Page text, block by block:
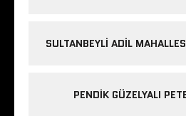
SULTANBEYLI ADIL
PENDIK GÜZELYALI